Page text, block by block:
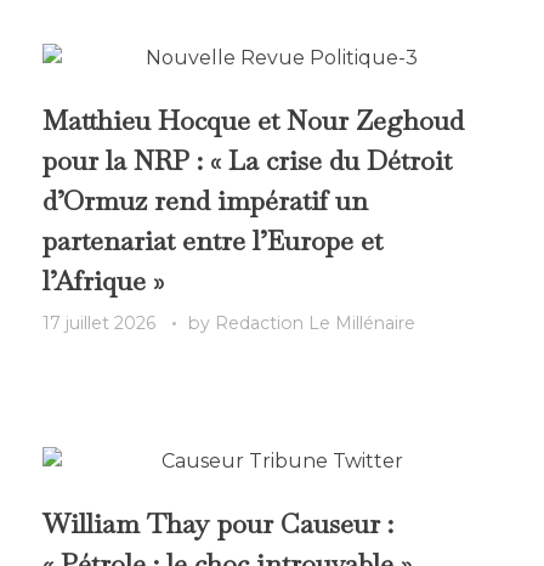
Matthieu Hocque et Nour Zeghoud
pour la NRP : « La crise du Détroit
d’Ormuz rend impératif un
partenariat entre l’Europe et
l’Afrique »
17 juillet 2026 by Redaction Le Millénaire
William Thay pour Causeur :